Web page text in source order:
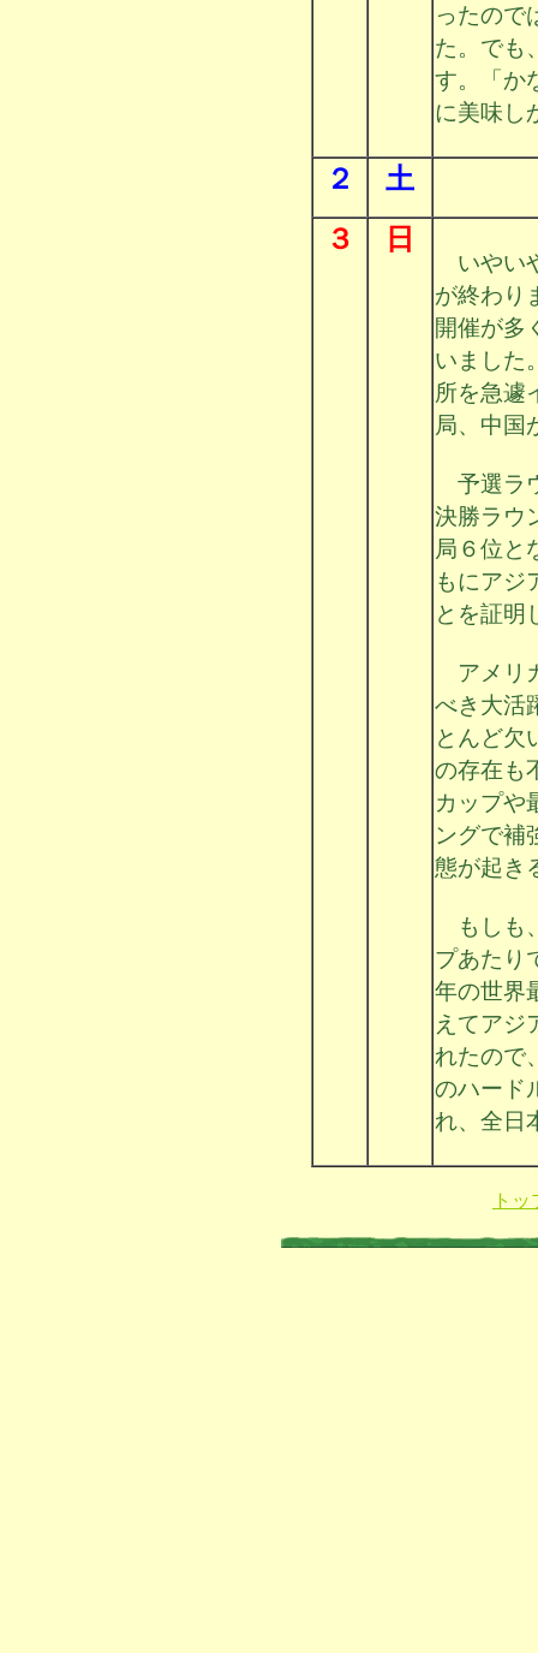
ったので
た。でも
す。「か
に美味し
２
土
３
日
いやい
が終わり
開催が多
いました
所を急遽
局、中国
予選ラ
決勝ラウ
局６位と
もにアジ
とを証明
アメリ
べき大活
とんど欠
の存在も
カップや
ングで補
態が起き
もしも
プあたり
年の世界
えてアジ
れたので
のハード
れ、全日
ト